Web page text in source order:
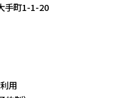
手町1-1-20
用